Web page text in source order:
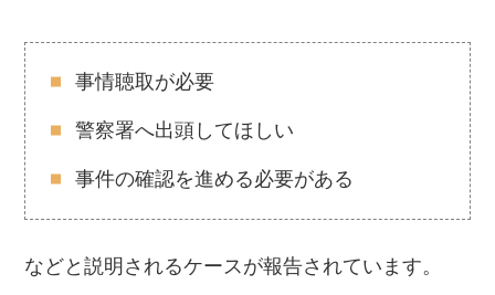
事情聴取が必要
警察署へ出頭してほしい
事件の確認を進める必要がある
などと説明されるケースが報告されています。